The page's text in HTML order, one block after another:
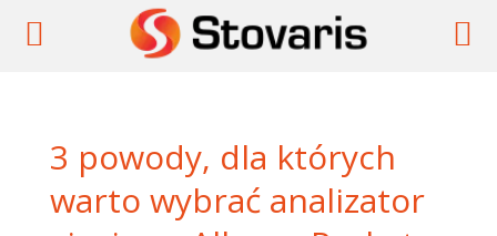
3 powody, dla których
warto wybrać analizator